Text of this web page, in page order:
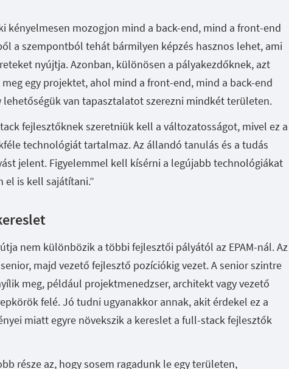
kényelmesen mozogjon mind a back-end, mind a front-end
a szempontból tehát bármilyen képzés hasznos lehet, ami
nyújtja. Azonban, különösen a pályakezdőknek, azt
egy projektet, ahol mind a front-end, mind a back-end
van tapasztalatot szerezni mindkét területen.
fejlesztőknek szeretniük kell a változatosságot, mivel ez a
technológiát tartalmaz. Az állandó tanulás és a tudás
jelent. Figyelemmel kell kísérni a legújabb technológiákat
el is kell sajátítani.”
nem különbözik a többi fejlesztői pályától az EPAM-nál. Az
majd vezető fejlesztő pozíciókig vezet. A senior szintre
meg, például projektmenedzser, architekt vagy vezető
felé. Jó tudni ugyanakkor annak, akit érdekel ez a
miatt egyre növekszik a kereslet a full-stack fejlesztők
része az, hogy sosem ragadunk le egy területen,